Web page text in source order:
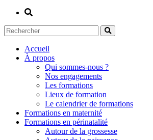
Accueil
À propos
Qui sommes-nous ?
Nos engagements
Les formations
Lieux de formation
Le calendrier de formations
Formations en maternité
Formations en périnatalité
Autour de la grossesse